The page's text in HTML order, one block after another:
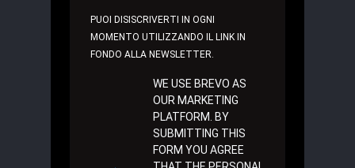
PUOI DISISCRIVERTI IN OGNI
MOMENTO UTILIZZANDO IL LINK IN
FONDO ALLA NEWSLETTER.
WE USE BREVO AS
OUR MARKETING
PLATFORM. BY
SUBMITTING THIS
FORM YOU AGREE